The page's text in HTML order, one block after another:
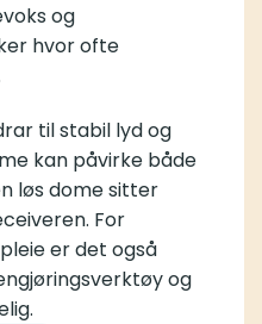
og
hvor ofte
til stabil lyd og
kan påvirke både
løs dome sitter
For
er det også
og